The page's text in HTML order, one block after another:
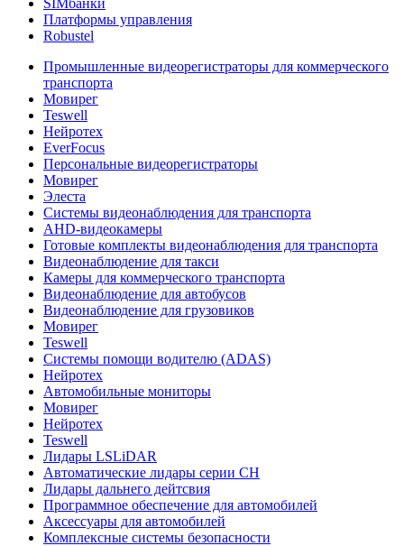
SIMбанки
Платформы управления
Robustel
Промышленные видеорегистраторы для коммерческого
транспорта
Мовирег
Teswell
Нейротех
EverFocus
Персональные видеорегистраторы
Мовирег
Элеста
Системы видеонаблюдения для транспорта
AHD-видеокамеры
Готовые комплекты видеонаблюдения для транспорта
Видеонаблюдение для такси
Камеры для коммерческого транспорта
Видеонаблюдение для автобусов
Видеонаблюдение для грузовиков
Мовирег
Teswell
Системы помощи водителю (ADAS)
Нейротех
Автомобильные мониторы
Мовирег
Нейротех
Teswell
Лидары LSLiDAR
Автоматические лидары серии CH
Лидары дальнего дейтсвия
Программное обеспечение для автомобилей
Аксессуары для автомобилей
Комплексные системы безопасности